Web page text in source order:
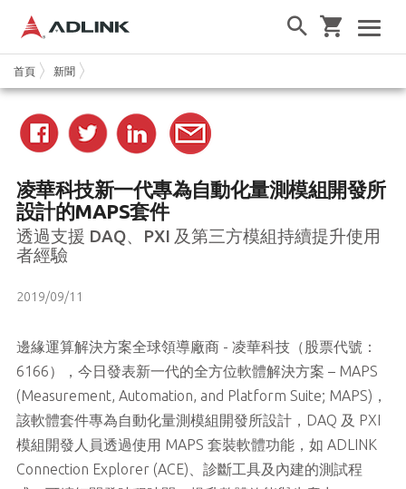
首頁 新聞
凌華科技新一代專為自動化量測模組開發所
設計的MAPS套件
透過支援 DAQ、 PXI 及第三方模組持續提升使用
者經驗
2019/09/11
邊緣運算解決方案全球領導廠商 - 凌華科技（股票代號：
6166），今日發表新一代的全方位軟體解決方案 – MAPS
(Measurement, Automation, and Platform Suite; MAPS)，
該軟體套件專為自動化量測模組開發所設計，DAQ 及 PXI
模組開發人員透過使用 MAPS 套裝軟體功能，如 ADLINK
Connection Explorer (ACE)、診斷工具及內建的測試程